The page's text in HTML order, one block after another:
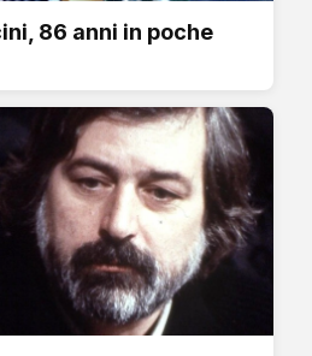
86 anni in poche